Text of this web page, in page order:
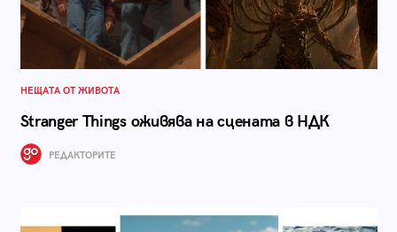
НЕЩАТА ОТ ЖИВОТА
Stranger Things оживява на сцената в НДК
РЕДАКТОРИТЕ